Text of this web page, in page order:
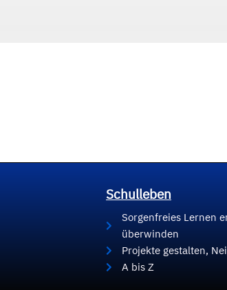
Schulleben
Sorgenfreies Lernen
überwinden
Projekte gestalten,
A bis Z